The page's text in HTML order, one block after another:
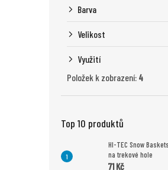
Barva
Velikost
Využití
Položek k zobrazení: 4
Top 10 produktů
HI-TEC Snow
na trekové hole
71 Kč